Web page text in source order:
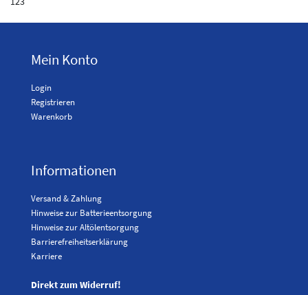
Mein Konto
Login
Registrieren
Warenkorb
Informationen
Versand & Zahlung
Hinweise zur Batterieentsorgung
Hinweise zur Altölentsorgung
Barrierefreiheitserklärung
Karriere
Direkt zum Widerruf!